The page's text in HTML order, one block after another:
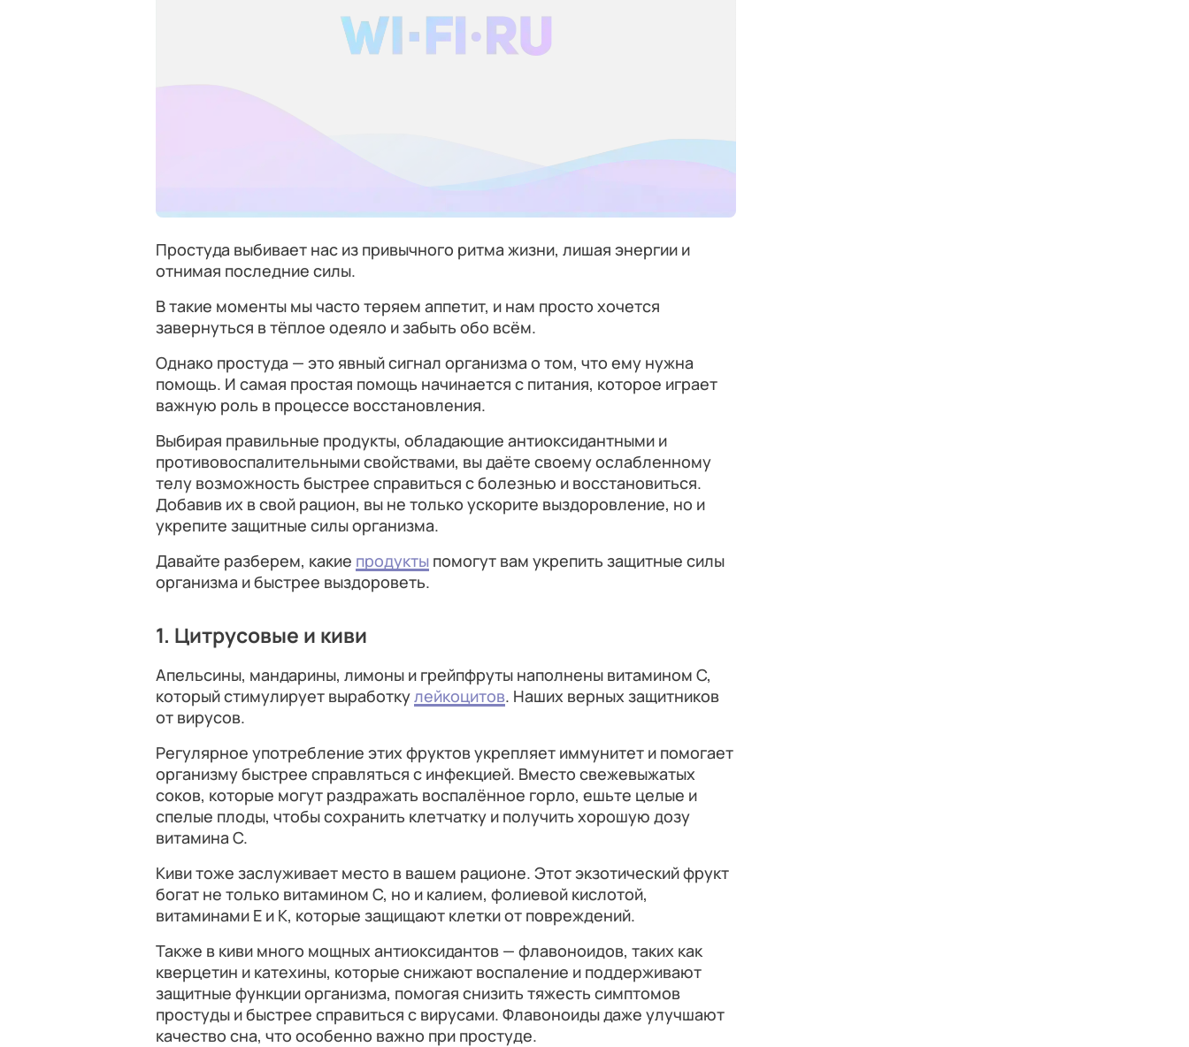
Простуда выбивает нас из привычного ритма жизни, лишая энергии и
отнимая последние силы.
В такие моменты мы часто теряем аппетит, и нам просто хочется
завернуться в тёплое одеяло и забыть обо всём.
Однако простуда — это явный сигнал организма о том, что ему нужна
помощь. И самая простая помощь начинается с питания, которое играет
важную роль в процессе восстановления.
Выбирая правильные продукты, обладающие антиоксидантными и
противовоспалительными свойствами, вы даёте своему ослабленному
телу возможность быстрее справиться с болезнью и восстановиться.
Добавив их в свой рацион, вы не только ускорите выздоровление, но и
укрепите защитные силы организма.
Давайте разберем, какие продукты помогут вам укрепить защитные силы
организма и быстрее выздороветь.
1. Цитрусовые и киви
Апельсины, мандарины, лимоны и грейпфруты наполнены витамином C,
который стимулирует выработкулейкоцитов. Наших верных защитников
от вирусов.
Регулярное употребление этих фруктов укрепляет иммунитет и помогает
организму быстрее справляться с инфекцией. Вместо свежевыжатых
соков, которые могут раздражать воспалённое горло, ешьте целые и
спелые плоды, чтобы сохранить клетчатку и получить хорошую дозу
витамина C.
Киви тоже заслуживает место в вашем рационе. Этот экзотический фрукт
богат не только витамином C, но и калием, фолиевой кислотой,
витаминами Е и K, которые защищают клетки от повреждений.
Также в киви много мощных антиоксидантов — флавоноидов, таких как
кверцетин и катехины, которые снижают воспаление и поддерживают
защитные функции организма, помогая снизить тяжесть симптомов
простуды и быстрее справиться с вирусами. Флавоноиды даже улучшают
качество сна, что особенно важно при простуде.